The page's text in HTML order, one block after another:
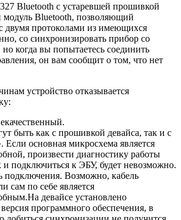
Bluetooth с устаревшей прошивкой
модуль Bluetooth, позволяющий
двумя протоколами из имеющихся
со синхронизировать прибор со
когда вы попытаетесь соединить
он вам сообщит о том, что нет
устройство отказывается
быть как с прошивкой девайса, так и с
Если основная микросхема является
произвести диагностику работы
и подключиться к ЭБУ, будет невозможно.
подключения. Возможно, кабель
сам по себе является
девайсе установлено
программного обеспечения, в